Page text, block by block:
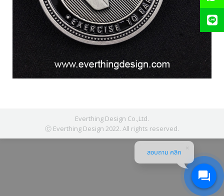
Everthing Design Co.,Ltd.
Ⓒ Everthing Design 2022. All rights reserved.
สอบถาม คลิก